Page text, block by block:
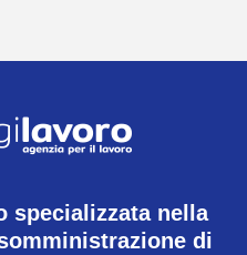
specializzata nella
di